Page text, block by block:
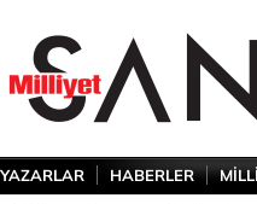
YAZARLAR HABERLER